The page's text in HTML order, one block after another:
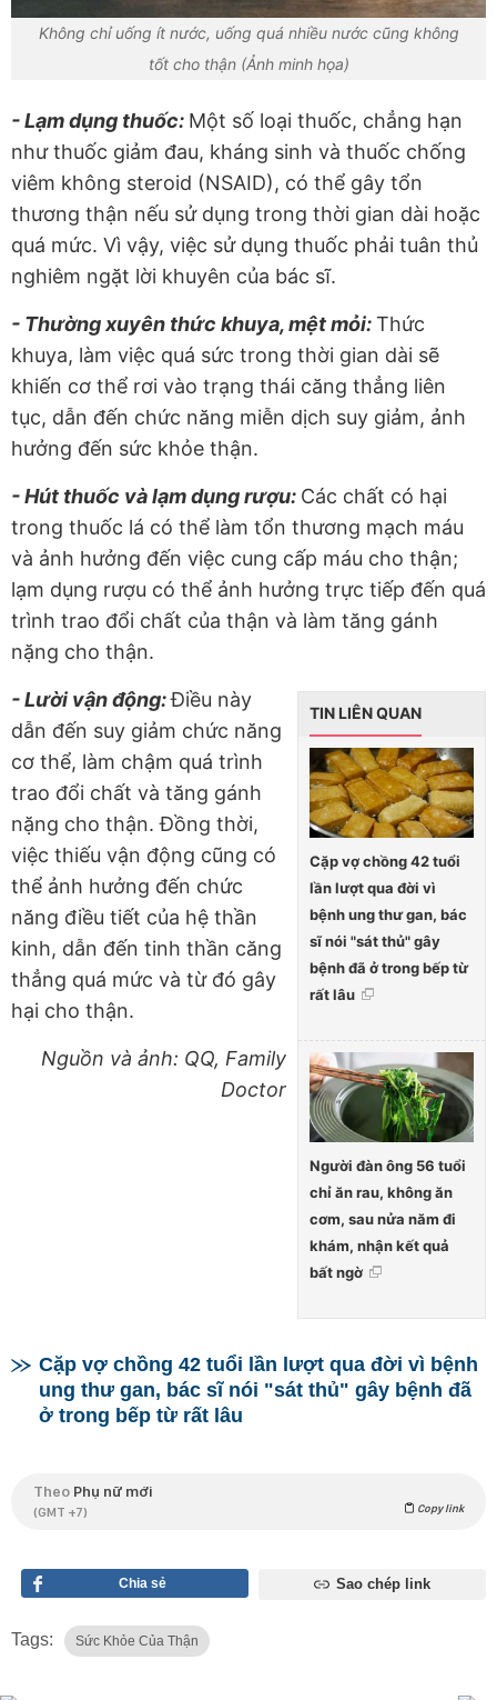
Không chỉ uống ít nước, uống quá nhiều nước cũng không
tốt cho thận (Ảnh minh họa)
- Lạm dụng thuốc: Một số loại thuốc, chẳng hạn
như thuốc giảm đau, kháng sinh và thuốc chống
viêm không steroid (NSAID), có thể gây tổn
thương thận nếu sử dụng trong thời gian dài hoặc
quá mức. Vì vậy, việc sử dụng thuốc phải tuân thủ
nghiêm ngặt lời khuyên của bác sĩ.
- Thường xuyên thức khuya, mệt mỏi:Thức
khuya, làm việc quá sức trong thời gian dài sẽ
khiến cơ thể rơi vào trạng thái căng thẳng liên
tục, dẫn đến chức năng miễn dịch suy giảm, ảnh
hưởng đến sức khỏe thận.
- Hút thuốc và lạm dụng rượu: Các chất có hại
trong thuốc lá có thể làm tổn thương mạch máu
và ảnh hưởng đến việc cung cấp máu cho thận;
lạm dụng rượu có thể ảnh hưởng trực tiếp đến quá
trình trao đổi chất của thận và làm tăng gánh
nặng cho thận.
TIN LIÊN QUAN
Cặp vợ chồng 42 tuổi
lần lượt qua đời vì
bệnh ung thư gan, bác
sĩ nói "sát thủ" gây
bệnh đã ở trong bếp từ
rất lâu
Người đàn ông 56 tuổi
chỉ ăn rau, không ăn
cơm, sau nửa năm đi
khám, nhận kết quả
bất ngờ
- Lười vận động:Điều này
dẫn đến suy giảm chức năng
cơ thể, làm chậm quá trình
trao đổi chất và tăng gánh
nặng cho thận. Đồng thời,
việc thiếu vận động cũng có
thể ảnh hưởng đến chức
năng điều tiết của hệ thần
kinh, dẫn đến tinh thần căng
thẳng quá mức và từ đó gây
hại cho thận.
Nguồn và ảnh: QQ, Family
Doctor
Cặp vợ chồng 42 tuổi lần lượt qua đời vì bệnh
ung thư gan, bác sĩ nói "sát thủ" gây bệnh đã
ở trong bếp từ rất lâu
Theo Phụ nữ mới
(GMT +7) Copy link
Chia sẻ Sao chép link
Tags: Sức Khỏe Của Thận